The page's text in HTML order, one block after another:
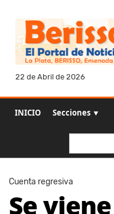
22 de Abril de 2026
INICIO Secciones ▼
Cuenta regresiva
Se